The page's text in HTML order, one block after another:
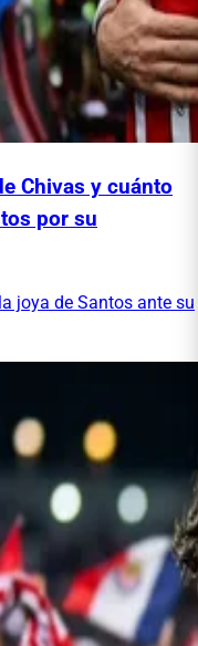
Chivas y cuánto
por su
joya de Santos ante su